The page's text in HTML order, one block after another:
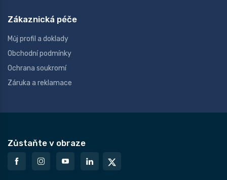
Zákaznická péče
Můj profil a doklady
Obchodní podmínky
Ochrana soukromí
Záruka a reklamace
Zůstaňte v obraze